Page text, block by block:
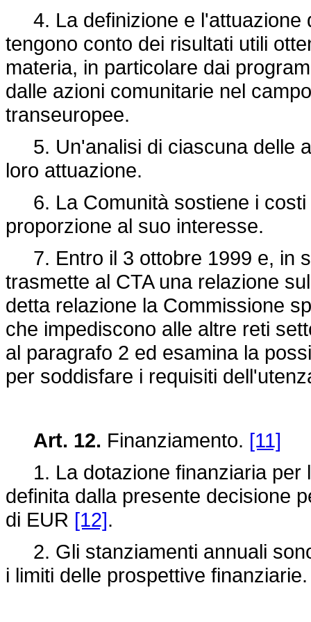
4. La definizione e l'attuazione
tengono conto dei risultati utili
materia, in particolare dai
dalle azioni comunitarie nel
transeuropee.
5. Un'analisi di ciascuna delle
loro attuazione.
6. La Comunità sostiene i costi
proporzione al suo interesse.
7. Entro il 3 ottobre 1999 e, in
trasmette al CTA una relazione
detta relazione la Commissione
che impediscono alle altre reti
al paragrafo 2 ed esamina la
per soddisfare i requisiti
Art. 12. Finanziamento. [11]
1. La dotazione finanziaria per
definita dalla presente decisione
di EUR [12].
2. Gli stanziamenti annuali
i limiti delle prospettive finanziarie.